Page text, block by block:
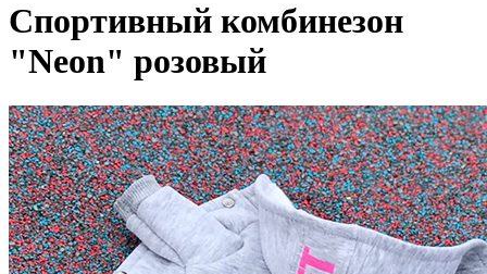
Спортивный комбинезон
"Neon" розовый